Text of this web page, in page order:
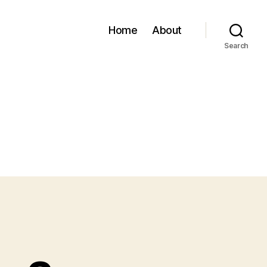
Home About
Search